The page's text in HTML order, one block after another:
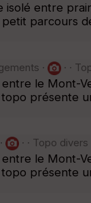
isolé entre
parcours
· · ·
le Mont-
présente
· · Topo divers
le Mont-
présente